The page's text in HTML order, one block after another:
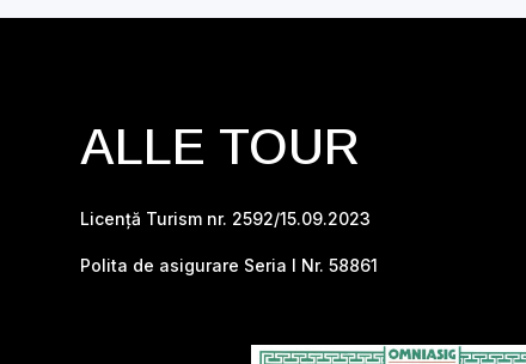
ALLE TOUR
Licență Turism nr. 2592/15.09.2023
Polita de asigurare Seria I Nr. 58861